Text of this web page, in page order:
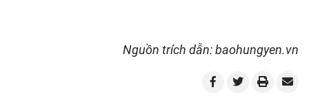
Nguồn trích dẫn: baohungyen.vn